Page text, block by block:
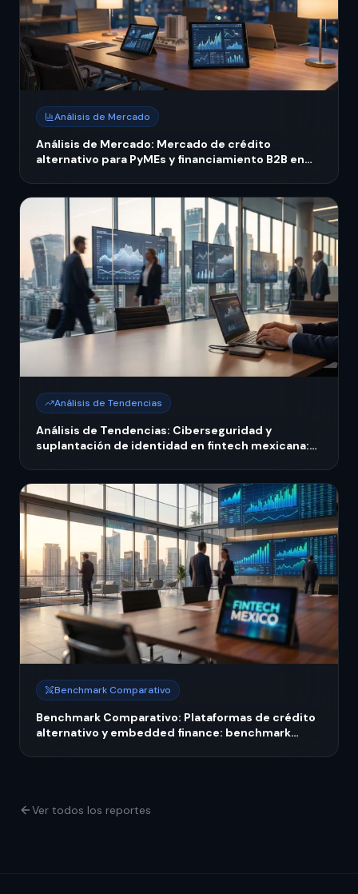
Análisis de Mercado
Análisis de Mercado: Mercado de crédito
alternativo para PyMEs y financiamiento B2B en
Análisis de Tendencias
Análisis de Tendencias: Ciberseguridad y
suplantación de identidad en fintech mexicana:
Benchmark Comparativo
Benchmark Comparativo: Plataformas de crédito
alternativo y embedded finance: benchmark
Ver todos los reportes